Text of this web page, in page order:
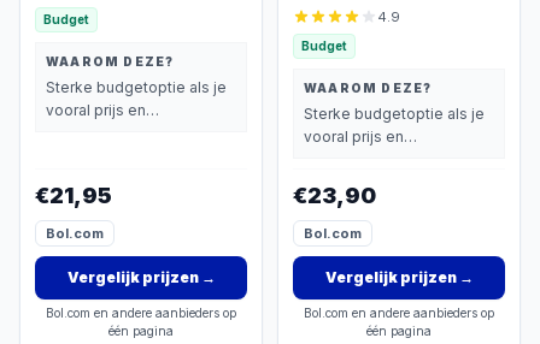
Massageolie voor Intiem
Gebruik - Honey Milk -
Vegan & Verzorgend
Budget
WAAROM DEZE?
Sterke budgetoptie als je
vooral prijs en
€21,95
Bol.com
Vergelijk prijzen→
Bol.com en andere aanbieders op
één pagina
Spiky Massageballen -
Ovale Massage Bal -
Triggerpoint Bal -
Plantar Fasciitis -
(4stuks) - Inclusief
Video Poster & Tas
4.9
Budget
WAAROM DEZE?
Sterke budgetoptie als je
vooral prijs en
€23,90
Bol.com
Vergelijk prijzen→
Bol.com en andere aanbieders op
één pagina